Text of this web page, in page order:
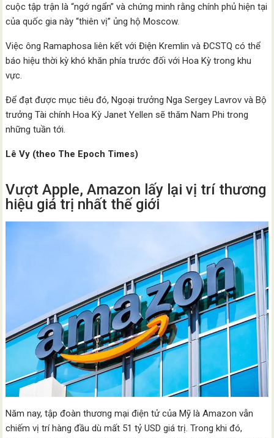
cuộc tập trận là “ngớ ngẩn” và chứng minh rằng chính phủ hiện tại
của quốc gia này “thiên vị” ủng hộ Moscow.
Việc ông Ramaphosa liên kết với Điện Kremlin và ĐCSTQ có thể
báo hiệu thời kỳ khó khăn phía trước đối với Hoa Kỳ trong khu
vực.
Để đạt được mục tiêu đó, Ngoại trưởng Nga Sergey Lavrov và Bộ
trưởng Tài chính Hoa Kỳ Janet Yellen sẽ thăm Nam Phi trong
những tuần tới.
Lê Vy (theo The Epoch Times)
Vượt Apple, Amazon lấy lại vị trí thương
hiệu giá trị nhất thế giới
Năm nay, tập đoàn thương mại điện tử của Mỹ là Amazon vẫn
chiếm vị trí hàng đầu dù mất 51 tỷ USD giá trị. Trong khi đó,